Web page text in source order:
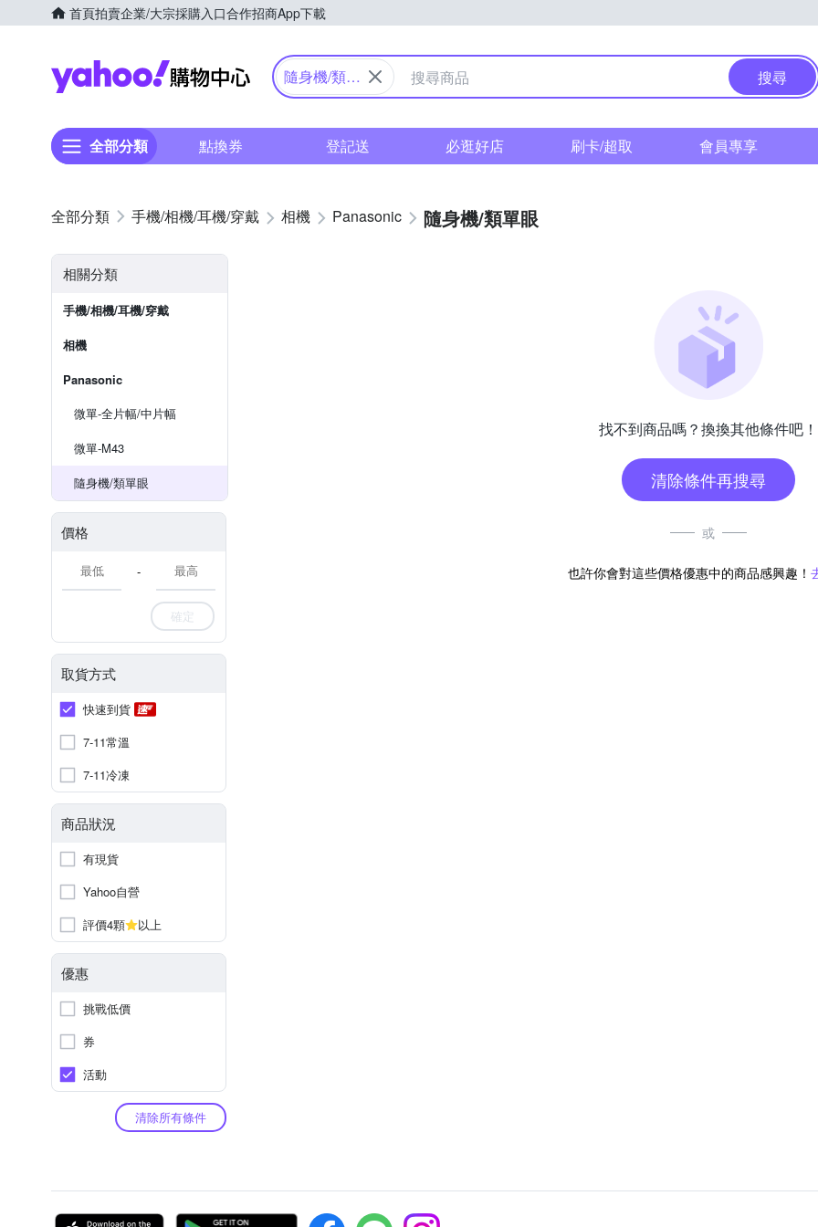
首頁拍賣企業/大宗採購入口合作招商App下載
Yahoo購物中心
隨身機/類單
搜尋
全部分類 點換券 登記送 必逛好店 刷卡/超取 會員專享
手機/相機/耳機/穿戴 相機 Panasonic 隨身機/類單眼
相關分類
手機/相機/耳機/穿戴
相機
Panasonic
微單-全片幅/中片幅
微單-M43
隨身機/類單眼
價格
-
確定
取貨方式
快速到貨
7-11常溫
7-11冷凍
商品狀況
有現貨
Yahoo自營
評價4顆
以上
優惠
挑戰低價
券
活動
清除所有條件
找不到商品嗎？換換其他條件吧！
清除條件再搜尋
或
也許你會對這些價格優惠中的商品感興趣！